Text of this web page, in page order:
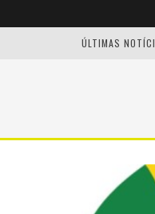
ÚLTIMAS